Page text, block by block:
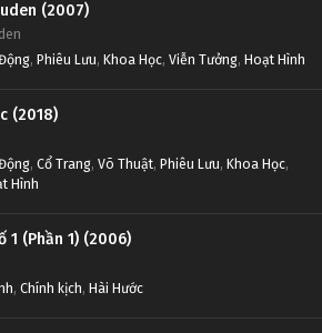
(2007)
, Phiêu Lưu, Khoa Học, Viễn Tưởng, Hoạt Hình
(2018)
, Cổ Trang, Võ Thuật, Phiêu Lưu, Khoa Học,
Hình
1 (Phần 1) (2006)
, Chính kịch, Hài Hước